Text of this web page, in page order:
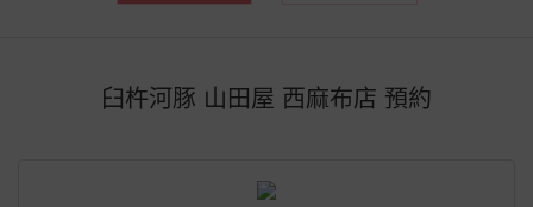
臼杵河豚 山田屋 西麻布店 預約